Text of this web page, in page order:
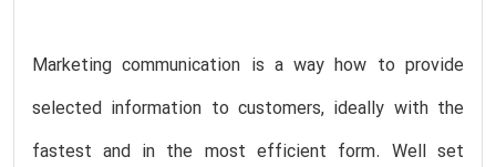
Marketing communication is a way how to provide
selected information to customers, ideally with the
fastest and in the most efficient form. Well set